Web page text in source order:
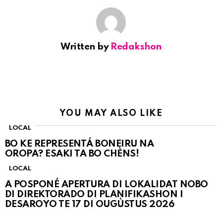
Written by Redakshon
YOU MAY ALSO LIKE
LOCAL
BO KE REPRESENTÁ BONEIRU NA
OROPA? ESAKI TA BO CHÈNS!
LOCAL
A POSPONÉ APERTURA DI LOKALIDAT NOBO
DI DIREKTORADO DI PLANIFIKASHON I
DESAROYO TE 17 DI OUGÙSTUS 2026